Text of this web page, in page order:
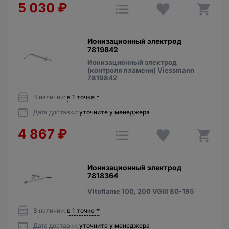
5 030 ₽
Ионизационный электрод
7819842
Ионизационный электрод
(контроля пламени) Viessmann
7819842
В наличии: в 1 точке
Дата доставки: уточните у менеджера
4 867 ₽
Ионизационный электрод
7818364
Vitoflame 100, 200 VGIII 80-195
В наличии: в 1 точке
Дата доставки: уточните у менеджера